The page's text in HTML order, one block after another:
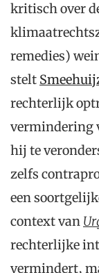
kritisch over
remedies)
stelt
rechterlijk
vermindering
hij te
zelfs
een
context van
rechterlijke
vermindert,